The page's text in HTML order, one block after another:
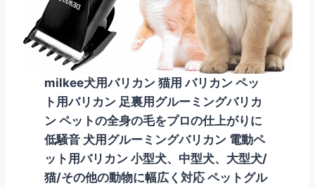
milkee犬用バリカン 猫用 バリカン ペッ
ト用バリカン 足裏用グルーミングバリカ
ン ペットの全身の毛をプロの仕上がりに
低騒音 犬用グルーミングバリカン 電動ペ
ット用バリカン 小型犬、中型犬、大型犬/
猫/その他の動物に幅広く対応 ペットグル